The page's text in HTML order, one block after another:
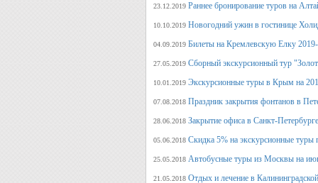
23.12.2019 Раннее бронирование туров на
10.10.2019 Новогодний ужин в гостинице
04.09.2019 Билеты на Кремлевскую Елку
27.05.2019 Сборный экскурсионный тур
10.01.2019 Экскурсионные туры в Крым на
07.08.2018 Праздник закрытия фонтанов в
28.06.2018 Закрытие офиса в Санкт-
05.06.2018 Скидка 5% на экскурсионные
25.05.2018 Автобусные туры из Москвы на
21.05.2018 Отдых и лечение в